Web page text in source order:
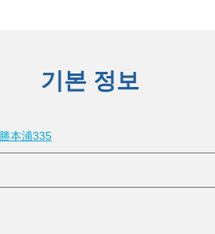
기본 정보
本浦335